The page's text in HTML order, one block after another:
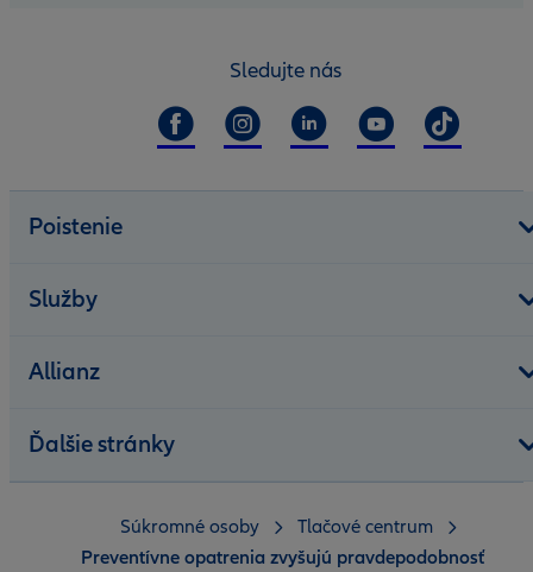
Sledujte nás
Poistenie
Služby
Allianz
Ďalšie stránky
Súkromné osoby
Tlačové centrum
Preventívne opatrenia zvyšujú pravdepodobnosť